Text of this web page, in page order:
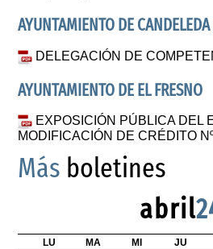
AYUNTAMIENTO DE CANDELEDA
DELEGACIÓN DE
AYUNTAMIENTO DE EL FRESNO
EXPOSICIÓN PÚBLICA DEL
MODIFICACIÓN DE CRÉDITO
Más boletines
abril
LU MA MI JU